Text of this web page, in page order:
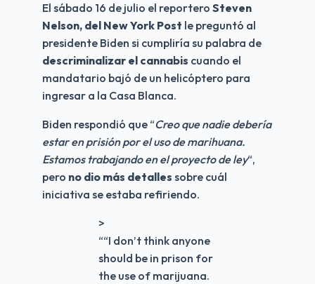
El sábado 16 de julio el reportero Steven
Nelson, del New York Post le preguntó al
descriminalizar el cannabis cuando el
mandatario bajó de un helicóptero para
ingresar a la Casa Blanca.
Biden respondió que “Creo que nadie debería
estar en prisión por el uso de marihuana.
Estamos trabajando en el proyecto de ley“,
pero no dio más detalles sobre cuál
iniciativa se estaba refiriendo.
>
““I don’t think anyone
should be in prison for
the use of marijuana.